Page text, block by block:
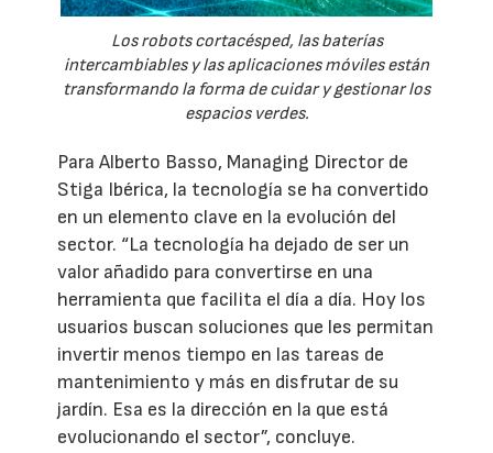
Los robots cortacésped, las baterías
intercambiables y las aplicaciones móviles están
transformando la forma de cuidar y gestionar los
espacios verdes.
Para Alberto Basso, Managing Director de
Stiga Ibérica, la tecnología se ha convertido
en un elemento clave en la evolución del
sector. “La tecnología ha dejado de ser un
valor añadido para convertirse en una
herramienta que facilita el día a día. Hoy los
usuarios buscan soluciones que les permitan
invertir menos tiempo en las tareas de
mantenimiento y más en disfrutar de su
jardín. Esa es la dirección en la que está
evolucionando el sector”, concluye.